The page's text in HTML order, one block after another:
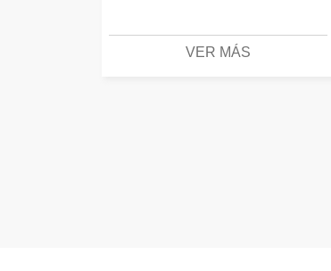
VER MÁS